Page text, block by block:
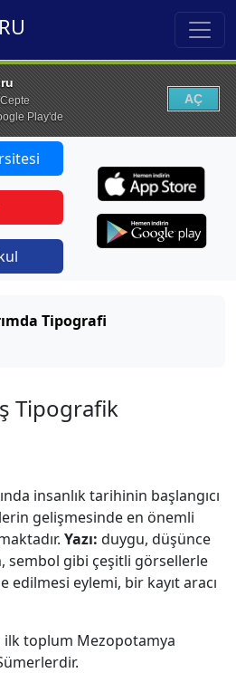
Play'de
AÇ
Tipografi
Tipografik
insanlık tarihinin başlangıcı
gelişmesinde en önemli
Yazı: duygu, düşünce
sembol gibi çeşitli görsellerle
edilmesi eylemi, bir kayıt aracı
ilk toplum Mezopotamya